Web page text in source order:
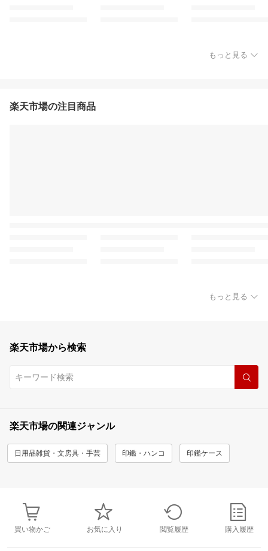
もっと見る
楽天市場の注目商品
もっと見る
楽天市場から検索
楽天市場の関連ジャンル
日用品雑貨・文房具・手芸 印鑑・ハンコ 印鑑ケース
買い物かご お気に入り 閲覧履歴 購入履歴